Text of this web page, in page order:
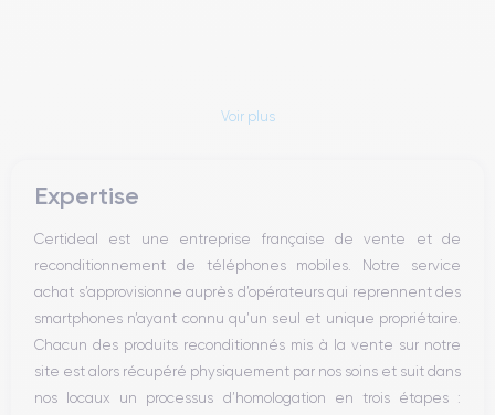
Voir plus
Expertise
Certideal est une entreprise française de vente et de
reconditionnement de téléphones mobiles. Notre service
achat s’approvisionne auprès d’opérateurs qui reprennent des
smartphones n’ayant connu qu’un seul et unique propriétaire.
Chacun des produits reconditionnés mis à la vente sur notre
site est alors récupéré physiquement par nos soins et suit dans
nos locaux un processus d’homologation en trois étapes :